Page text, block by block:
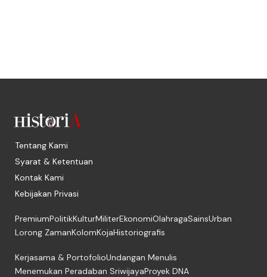
Tentang Kami
Syarat & Ketentuan
Kontak Kami
Kebijakan Privasi
PremiumPolitikKulturMiliterEkonomiOlahragaSainsUrban
Lorong ZamanKolomKojaHistoriografis
Kerjasama & PortofolioUndangan Menulis
Menemukan Peradaban SriwijayaProyek DNA